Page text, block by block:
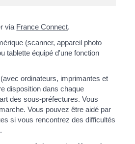
via France Connect.
(scanner, appareil photo
tablette équipé d'une fonction
(avec ordinateurs, imprimantes et
disposition dans chaque
des sous-préfectures. Vous
Vous pouvez être aidé par
si vous rencontrez des difficultés